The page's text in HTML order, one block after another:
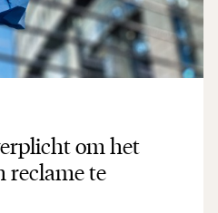
om het
reclame te